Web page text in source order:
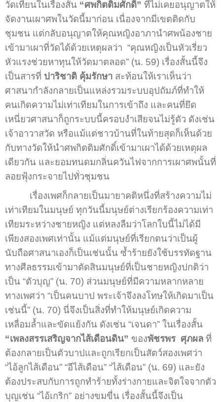
วัดเทียนในเรื่องสั้น “ศพกิตติมศักดิ์” ที่ไม่เคยอนุญาตให้
จัดงานเผาศพในวัดนี้มาก่อน เนื่องจากมีเขตติดกับ
ชุมชน แต่กลับอนุญาตให้คุณหญิงอาภานำศพน้องชาย
เข้ามาเผาที่วัดได้ด้วยเหตุผลว่า “คุณหญิงเป็นหัวเรี่ยว
หัวแรงช่วยหาทุนให้วัดมาตลอด” (น. 59) เรื่องสั้นนี้จึง
เป็นสารที่ ปาริชาติ คุ้มรักษา สะท้อนให้เราเห็นว่า
ศาสนากำลังกลายเป็นแหล่งรวมระบบอุปถัมภ์ที่ทำให้
คนเกิดความไม่เท่าเทียมในการเข้าถึง และคนที่ยึด
เหนี่ยวศาสนาก็ถูกระบบนี้ครอบงำเสียจนไม่รู้ตัว ดังเช่น
เจ้าอาวาสวัด หรือแม้แต่ชาวบ้านที่ในท้ายสุดก็เห็นด้วย
กับทางวัดให้นำศพกิตติมศักดิ์เข้ามาเผาได้ด้วยเหตุผล
เดียวกัน และยอมทนดมกลิ่นควันไฟจากการเผาศพนั้นที่
ลอยฟุ้งกระจายไปทั่วชุมชน
เรื่องเพศก็กลายเป็นมายาคติหนึ่งที่สร้างความไม่
เท่าเทียมในมนุษย์ ทุกวันนี้มนุษย์ต่างเรียกร้องความเท่า
เทียมระหว่างชายหญิง แต่หลงลืมว่าโลกใบนี้ไม่ได้มี
เพียงสองเพศเท่านั้น แม้แต่มนุษย์ที่เรียกตนว่าเป็นผู้
นับถือศาสนาเองก็เป็นเช่นนั้น ซ้ำร้ายยังใช้บรรทัดฐาน
ทางศีลธรรมเข้ามาตัดสินมนุษย์ที่เป็นชายหญิงปกติว่า
เป็น “ตัวบุญ” (น. 70) ส่วนมนุษย์ที่มีความหลากหลาย
ทางเพศว่า “เป็นคนบาป พระเจ้าจึงลงโทษให้เกิดมาเป็น
เช่นนี้” (น. 70) นี่จึงเป็นสิ่งที่ทำให้มนุษย์เกิดความ
เหลื่อมล้ำและขัดแย้งกัน ดังเช่น “เจนดา” ในเรื่องสั้น
“เพลงสรรเสริญจากไส้เดือนดิน” ของพัชรพร ศุภผล ที่
ต้องกลายเป็นตัวบาปและถูกเรียกเป็นสัตว์สองเพศว่า
“ไอ้ลูกไส้เดือน” “อีไส้เดือน” “ไส้เดือน” (น. 69) และยัง
ต้องประสบกับการถูกทำร้ายทั้งร่างกายและจิตใจจากตัว
บุญเช่น “ไอ้เกริก” อย่างขมขื่น เรื่องสั้นนี้จึงเป็น